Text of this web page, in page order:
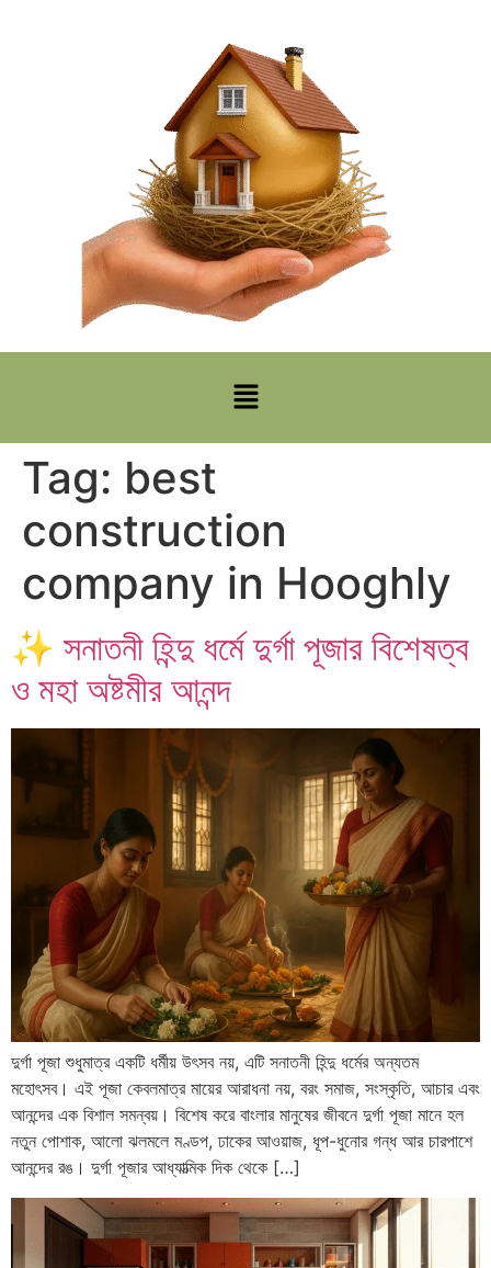
Tag: best
construction
company in Hooghly
✨ সনাতনী হিন্দু ধর্মে দুর্গা পূজার বিশেষত্ব
ও মহা অষ্টমীর আনন্দ
দুর্গা পূজা শুধুমাত্র একটি ধর্মীয় উৎসব নয়, এটি সনাতনী হিন্দু ধর্মের অন্যতম
মহোৎসব। এই পূজা কেবলমাত্র মায়ের আরাধনা নয়, বরং সমাজ, সংস্কৃতি, আচার এবং
আনন্দের এক বিশাল সমন্বয়। বিশেষ করে বাংলার মানুষের জীবনে দুর্গা পূজা মানে হল
নতুন পোশাক, আলো ঝলমলে মণ্ডপ, ঢাকের আওয়াজ, ধূপ-ধুনোর গন্ধ আর চারপাশে
আনন্দের রঙ। দুর্গা পূজার আধ্যাত্মিক দিক থেকে […]